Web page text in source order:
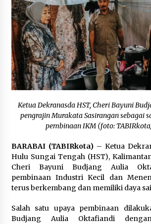
Pelajar di HST Musnahkan
Kejaksaan, Ada Apa?
Agustus 4, 2026
Ketua Dekranasda HST, Cheri Bayuni
pengrajin Murakata Sasirangan sebagai
pembinaan IKM (foto:
BARABAI (TABIRkota)– Ketua
Hulu Sungai Tengah (HST),
Cheri Bayuni Budjang Aulia
pembinaan Industri Kecil dan
terus berkembang dan memiliki daya
Salah satu upaya pembinaan
Budjang Aulia Oktafiandi